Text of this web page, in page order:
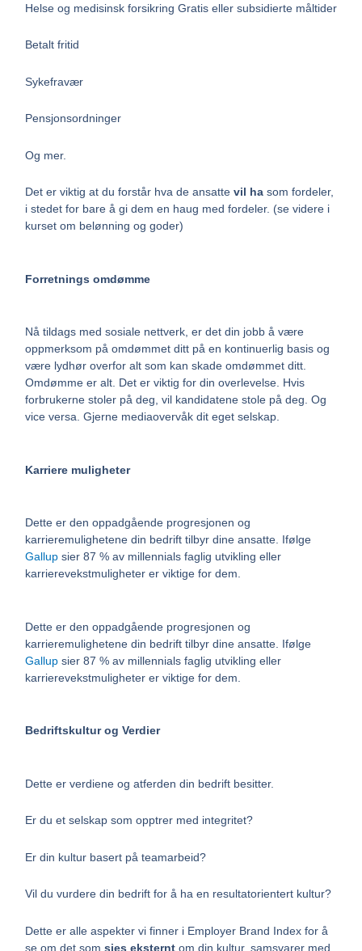
Helse og medisinsk forsikring Gratis eller subsidierte måltider
Betalt fritid
Sykefravær
Pensjonsordninger
Og mer.
Det er viktig at du forstår hva de ansatte vil hasom fordeler,
i stedet for bare å gi dem en haug med fordeler. (se videre i
kurset om belønning og goder)
Forretnings omdømme
Nå tildags med sosiale nettverk, er det din jobb å være
oppmerksom på omdømmet ditt på en kontinuerlig basis og
være lydhør overfor alt som kan skade omdømmet ditt.
Omdømme er alt. Det er viktig for din overlevelse. Hvis
forbrukerne stoler på deg, vil kandidatene stole på deg. Og
vice versa. Gjerne mediaovervåk dit eget selskap.
Karriere muligheter
Dette er den oppadgående progresjonen og
karrieremulighetene din bedrift tilbyr dine ansatte. Ifølge
Gallupsier 87 % av millennials faglig utvikling eller
karrierevekstmuligheter er viktige for dem.
Dette er den oppadgående progresjonen og
karrieremulighetene din bedrift tilbyr dine ansatte. Ifølge
Gallupsier 87 % av millennials faglig utvikling eller
karrierevekstmuligheter er viktige for dem.
Bedriftskultur og Verdier
Dette er verdiene og atferden din bedrift besitter.
Er du et selskap som opptrer med integritet?
Er din kultur basert på teamarbeid?
Vil du vurdere din bedrift for å ha en resultatorientert kultur?
Dette er alle aspekter vi finner i Employer Brand Index for å
se om det som sies eksterntom din kultur, samsvarer med